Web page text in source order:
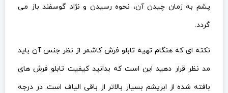
پشم به زمان چیدن آن، نحوه رسیدن و نژاد گوسفند باز می
گردد.
نکته ای که هنگام تهیه تابلو فرش کاشمر از نظر جنس آن باید
مد نظر قرار دهید این است که بدانید کیفیت تابلو فرش های
بافته شده از ابریشم بسیار بالاتر از باقی الیاف است. در درجه